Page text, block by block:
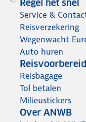
Regel het snel
Service &
Reisverzekering
Wegenwacht
Auto huren
Reisbagage
Tol betalen
Milieustickers
Over ANWB